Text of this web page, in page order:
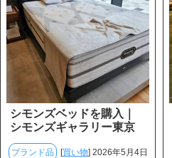
シモンズベッドを購入｜
シモンズギャラリー東京
ブランド品 [買い物] 2026年5月4日